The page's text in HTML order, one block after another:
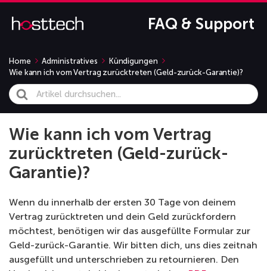
FAQ & Support
Home Administratives
Kündigungen
Wie kann ich vom Vertrag zurücktreten (Geld-zurück-Garantie)?
Search
For
Wie kann ich vom Vertrag
zurücktreten (Geld-zurück-
Garantie)?
Wenn du innerhalb der ersten 30 Tage von deinem
Vertrag zurücktreten und dein Geld zurückfordern
möchtest, benötigen wir das ausgefüllte Formular zur
Geld-zurück-Garantie. Wir bitten dich, uns dies zeitnah
ausgefüllt und unterschrieben zu retournieren. Den